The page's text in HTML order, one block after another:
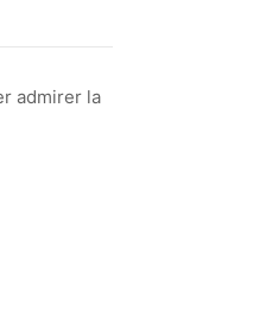
admirer la